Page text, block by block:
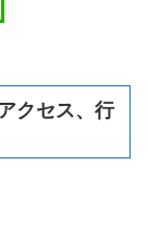
クセス、行